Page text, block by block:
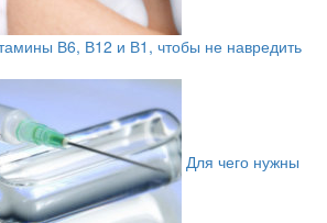
В6, В12 и В1, чтобы не навредить
Для чего нужны